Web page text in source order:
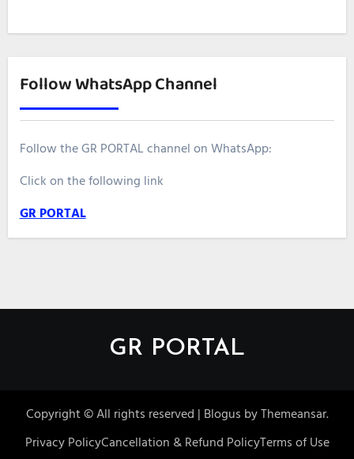
Follow WhatsApp Channel
Follow the GR PORTAL channel on WhatsApp:
Click on the following link
GR PORTAL
GR PORTAL
Copyright © All rights reserved | Blogus byThemeansar.
Privacy PolicyCancellation & Refund PolicyTerms of Use